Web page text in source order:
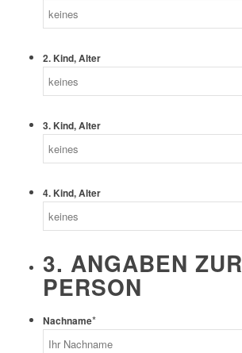
2. Kind, Alter
3. Kind, Alter
4. Kind, Alter
3. ANGABEN ZUR
PERSON
Nachname*